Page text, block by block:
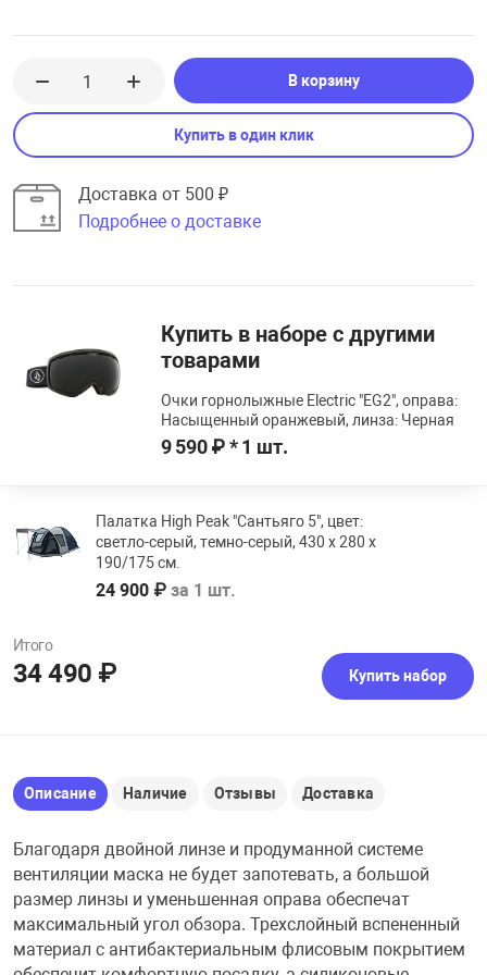
В корзину
Купить в один клик
Доставка от 500 ₽
Подробнее о доставке
Купить в наборе с другими
товарами
Очки горнолыжные Electric "EG2", оправа:
Насыщенный оранжевый, линза: Черная
9 590 ₽ * 1 шт.
Палатка High Peak "Сантьяго 5", цвет:
светло-серый, темно-серый, 430 х 280 х
190/175 см.
24 900 ₽ за 1 шт.
Итого
34 490 ₽ Купить набор
Описание Наличие Отзывы Доставка
Благодаря двойной линзе и продуманной системе
вентиляции маска не будет запотевать, а большой
размер линзы и уменьшенная оправа обеспечат
максимальный угол обзора. Трехслойный вспененный
материал с антибактериальным флисовым покрытием